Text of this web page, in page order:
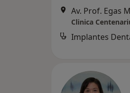
Av. Prof. Egas
Clinica
Implantes